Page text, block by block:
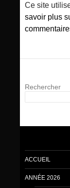
Ce site
savoir plus
Rechercher
ACCUEIL
ANNÉE 2026